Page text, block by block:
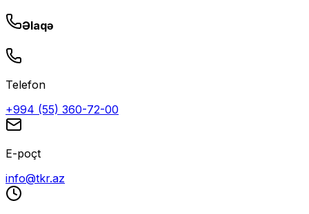
Əlaqə
Telefon
+994 (55) 360-72-00
E-poçt
info@tkr.az